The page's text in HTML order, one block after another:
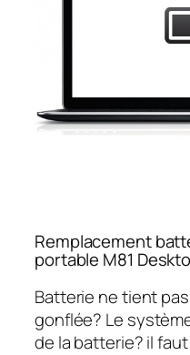
Remplacement
portable M81
Batterie ne tient
gonflée? Le
de la batterie? il